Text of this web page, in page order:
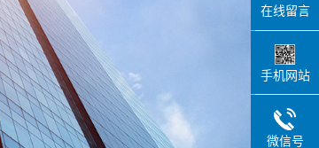
在线留言
手机网站
微信号